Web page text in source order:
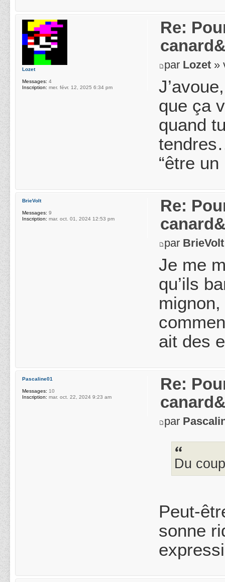
Re:
par Lozet »
que ça
quand
“être
Lozet
Messages: 4
Inscription: mer. févr. 12, 2025 6:34 pm
Re:
par BrieVolt
Je me
qu’ils
ait des
BrieVolt
Messages: 9
Inscription: mar. oct. 01, 2024 12:53 pm
Re:
par
Du
Peut-
sonne
Pascaline01
Messages: 10
Inscription: mar. oct. 22, 2024 9:23 am